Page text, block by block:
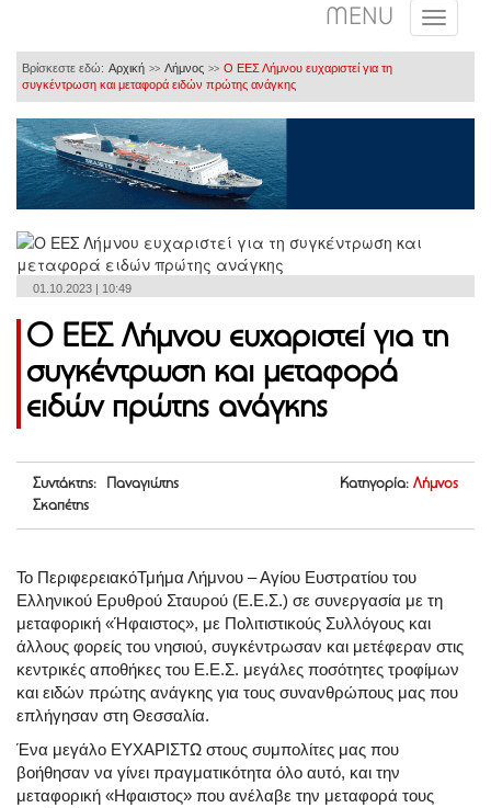
MENU
Βρίσκεστε εδώ: Αρχική >> Λήμνος >> Ο ΕΕΣ Λήμνου ευχαριστεί για τη
συγκέντρωση και μεταφορά ειδών πρώτης ανάγκης
01.10.2023 | 10:49
Ο ΕΕΣ Λήμνου ευχαριστεί για τη
συγκέντρωση και μεταφορά
ειδών πρώτης ανάγκης
Συντάκτης: Παναγιώτης
Σκαπέτης
Κατηγορία: Λήμνος
Το ΠεριφερειακόΤμήμα Λήμνου – Αγίου Ευστρατίου του
Ελληνικού Ερυθρού Σταυρού (Ε.Ε.Σ.) σε συνεργασία με τη
μεταφορική «Ήφαιστος», με Πολιτιστικούς Συλλόγους και
άλλους φορείς του νησιού, συγκέντρωσαν και μετέφεραν στις
κεντρικές αποθήκες του Ε.Ε.Σ. μεγάλες ποσότητες τροφίμων
και ειδών πρώτης ανάγκης για τους συνανθρώπους μας που
επλήγησαν στη Θεσσαλία.
Ένα μεγάλο ΕΥΧΑΡΙΣΤΩ στους συμπολίτες μας που
βοήθησαν να γίνει πραγματικότητα όλο αυτό, και την
μεταφορική «Ηφαιστος» που ανέλαβε την μεταφορά τους